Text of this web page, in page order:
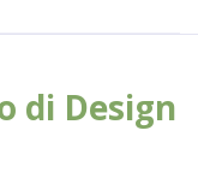
di Design